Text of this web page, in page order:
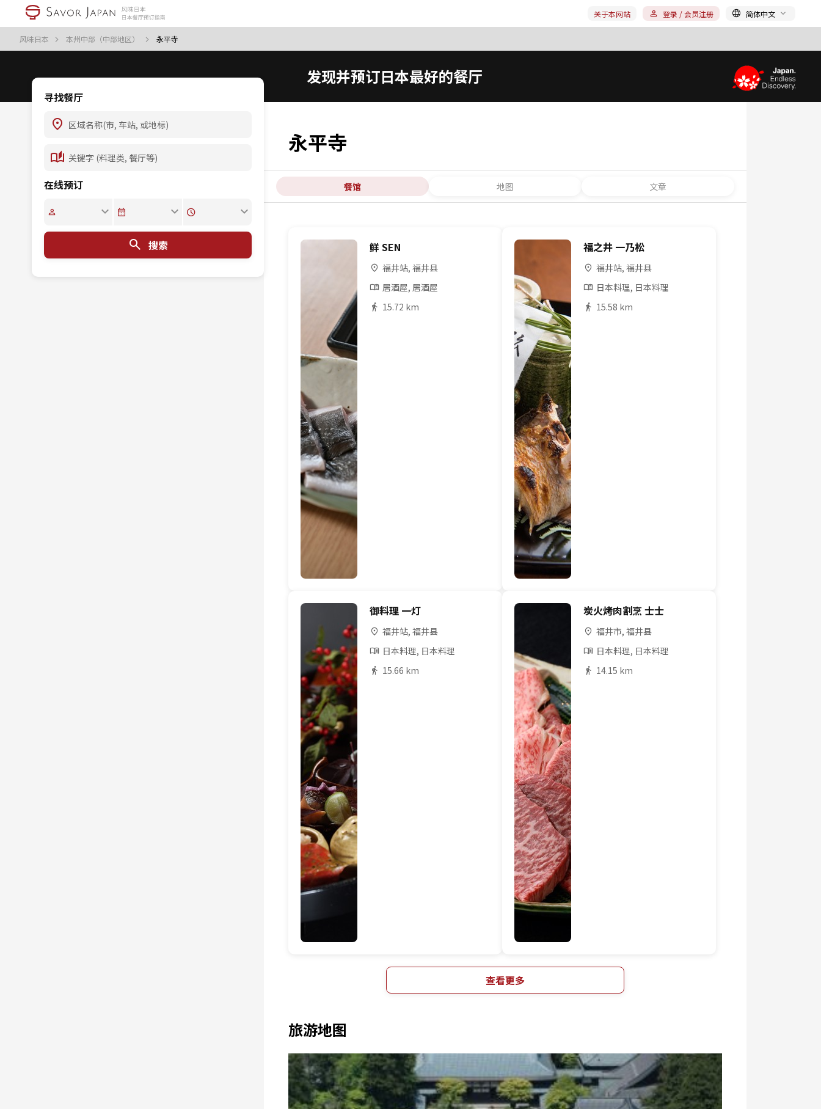
风味日本 本州中部（中部地区） 永平寺
关于本网站 登录 / 会员注册 简体中文
发现并预订日本最好的餐厅
寻找餐厅
在线预订
搜索
永平寺
餐馆 地图 文章
鲜 SEN
福井站, 福井县
居酒屋, 居酒屋
15.72 km
福之井 一乃松
福井站, 福井县
日本料理, 日本料理
15.58 km
御料理 一灯
福井站, 福井县
日本料理, 日本料理
15.66 km
炭火烤肉割烹 士士
福井市, 福井县
日本料理, 日本料理
14.15 km
查看更多
旅游地图